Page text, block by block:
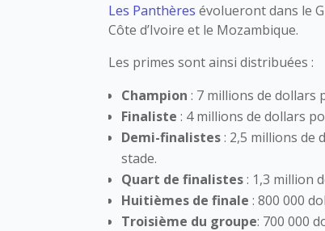
Les Panthères évolueront dans le
Côte d’Ivoire et le Mozambique.
Les primes sont ainsi distribuées :
Champion : 7 millions de dollars
Finaliste : 4 millions de dollars
Demi-finalistes: 2,5 millions de
stade.
Quart de finalistes: 1,3 million
Huitièmes de finale : 800 000
Troisième du groupe: 700 000